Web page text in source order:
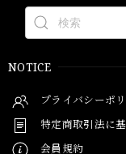
NOTICE
プライバシーポ
特定商取引法に
会員規約